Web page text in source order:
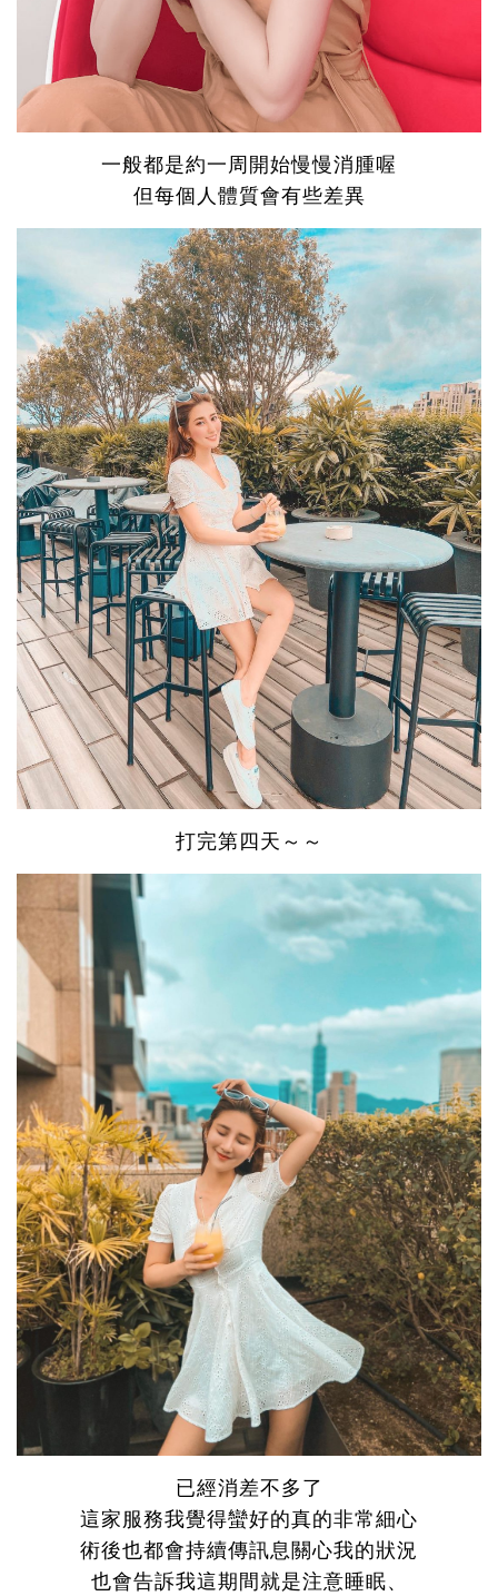
一般都是約一周開始慢慢消腫喔
但每個人體質會有些差異
打完第四天～～
已經消差不多了
這家服務我覺得蠻好的真的非常細心
術後也都會持續傳訊息關心我的狀況
也會告訴我這期間就是注意睡眠、